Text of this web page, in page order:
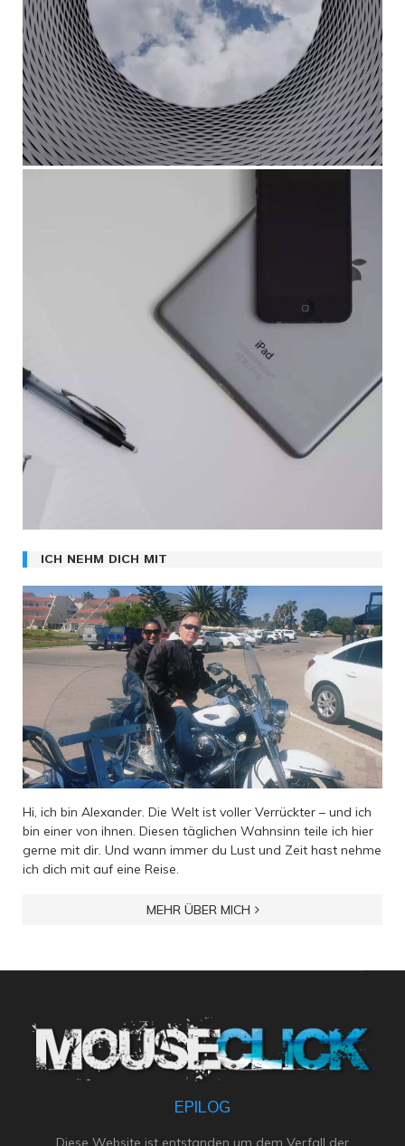
ICH NEHM DICH MIT
Hi, ich bin Alexander. Die Welt ist voller Verrückter – und ich
bin einer von ihnen. Diesen täglichen Wahnsinn teile ich hier
gerne mit dir. Und wann immer du Lust und Zeit hast nehme
ich dich mit auf eine Reise.
MEHR ÜBER MICH
EPILOG
Diese Website ist entstanden um dem Verfall der